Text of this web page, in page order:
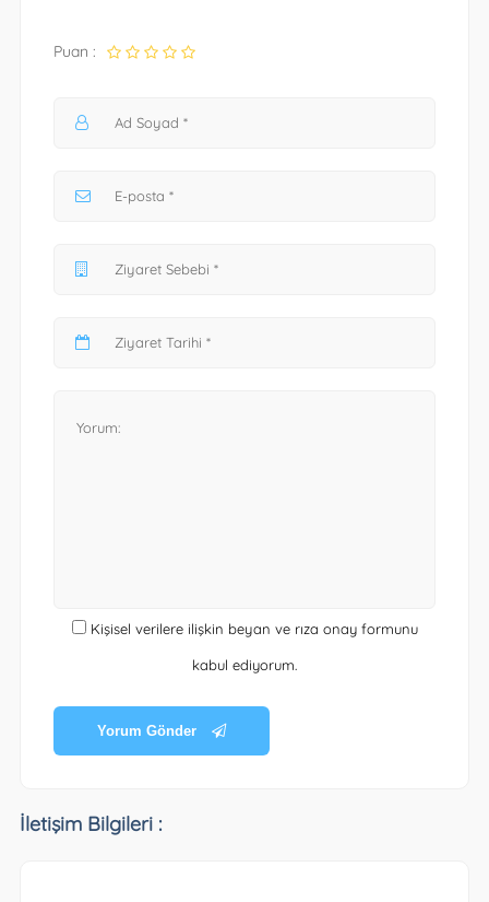
Puan :
Kişisel verilere ilişkin beyan ve rıza onay formunu
kabul ediyorum.
Yorum Gönder
İletişim Bilgileri :